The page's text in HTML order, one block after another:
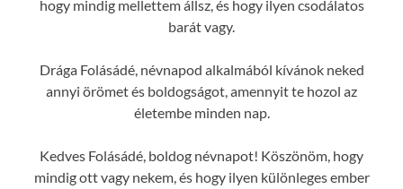
hogy mindig mellettem állsz, és hogy ilyen csodálatos
barát vagy.
Drága Folásádé, névnapod alkalmából kívánok neked
annyi örömet és boldogságot, amennyit te hozol az
életembe minden nap.
Kedves Folásádé, boldog névnapot! Köszönöm, hogy
mindig ott vagy nekem, és hogy ilyen különleges ember